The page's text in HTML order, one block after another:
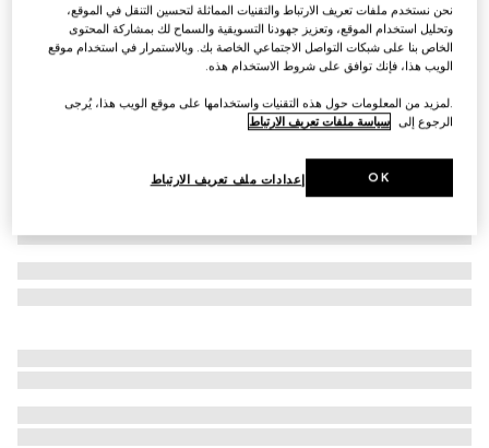
تنويعات أزرق غامق وأزرق فاتح
نحن نستخدم ملفات تعريف الارتباط والتقنيات المماثلة لتحسين التنقل في الموقع،
وتحليل استخدام الموقع، وتعزيز جهودنا التسويقية والسماح لك بمشاركة المحتوى
الخاص بنا على شبكات التواصل الاجتماعي الخاصة بك. وبالاستمرار في استخدام موقع
الويب هذا، فإنك توافق على شروط الاستخدام هذه.
.لمزيد من المعلومات حول هذه التقنيات واستخدامها على موقع الويب هذا، يُرجى
الرجوع إلى سياسة ملفات تعريف الارتباط
إعدادات ملف تعريف الارتباط OK